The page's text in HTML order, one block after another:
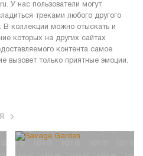
У нас пользователи могут
треками любого другого
В коллекции можно отыскать и
которых на других сайтах
контента самое
вызовет только приятные эмоции.